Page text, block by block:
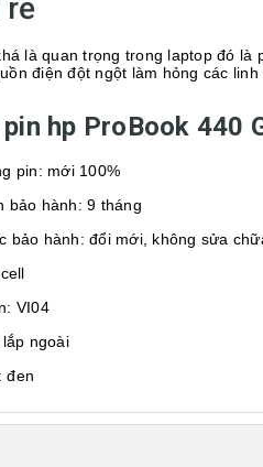
rẻ
là quan trọng trong laptop đó
điện đột ngột làm hỏng các linh
pin hp ProBook 440
pin: mới 100%
bảo hành: 9 tháng
bảo hành: đổi mới, không sửa
VI04
ngoài
đen